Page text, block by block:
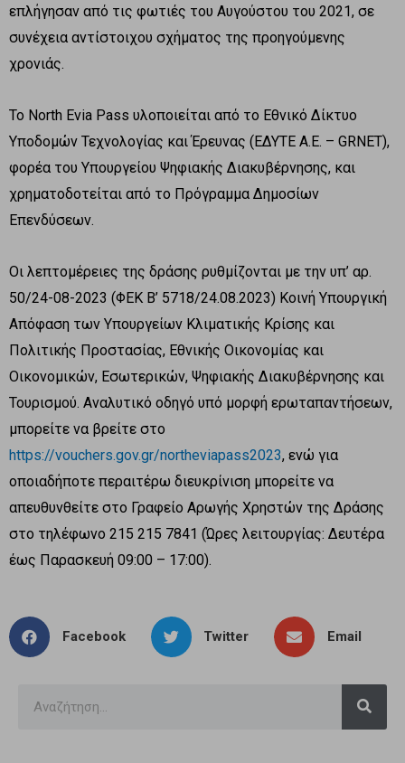
επλήγησαν από τις φωτιές του Αυγούστου του 2021, σε
συνέχεια αντίστοιχου σχήματος της προηγούμενης
χρονιάς.
Το North Evia Pass υλοποιείται από το Εθνικό Δίκτυο
Υποδομών Τεχνολογίας και Έρευνας (ΕΔΥΤΕ Α.Ε. – GRNET),
φορέα του Υπουργείου Ψηφιακής Διακυβέρνησης, και
χρηματοδοτείται από το Πρόγραμμα Δημοσίων
Επενδύσεων.
Οι λεπτομέρειες της δράσης ρυθμίζονται με την υπ’ αρ.
50/24-08-2023 (ΦΕΚ Β’ 5718/24.08.2023) Κοινή Υπουργική
Απόφαση των Υπουργείων Κλιματικής Κρίσης και
Πολιτικής Προστασίας, Εθνικής Οικονομίας και
Οικονομικών, Εσωτερικών, Ψηφιακής Διακυβέρνησης και
Τουρισμού. Αναλυτικό οδηγό υπό μορφή ερωταπαντήσεων,
μπορείτε να βρείτε στο
https://vouchers.gov.gr/northeviapass2023, ενώ για
οποιαδήποτε περαιτέρω διευκρίνιση μπορείτε να
απευθυνθείτε στο Γραφείο Αρωγής Χρηστών της Δράσης
στο τηλέφωνο 215 215 7841 (Ώρες λειτουργίας: Δευτέρα
έως Παρασκευή 09:00 – 17:00).
Facebook Twitter Email